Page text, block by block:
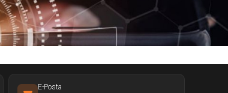
E-Posta